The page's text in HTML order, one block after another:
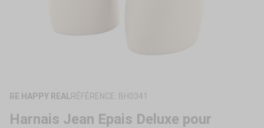
SUR
BE HAPPY REAL RÉFÉRENCE: BH0341
Harnais Jean Epais Deluxe pour